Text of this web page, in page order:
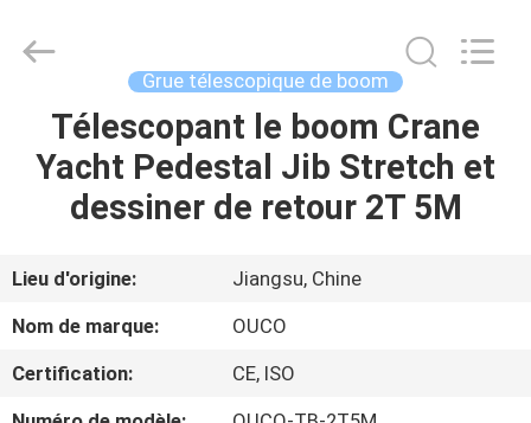
LA
MAISON
PRODUITS
VIDÉOS
GROUP
Reserved.
Grue télescopique de boom
Télescopant le boom Crane
Yacht Pedestal Jib Stretch et
dessiner de retour 2T 5M
Lieu d'origine:
Jiangsu, Chine
Nom de marque:
OUCO
Certification:
CE, ISO